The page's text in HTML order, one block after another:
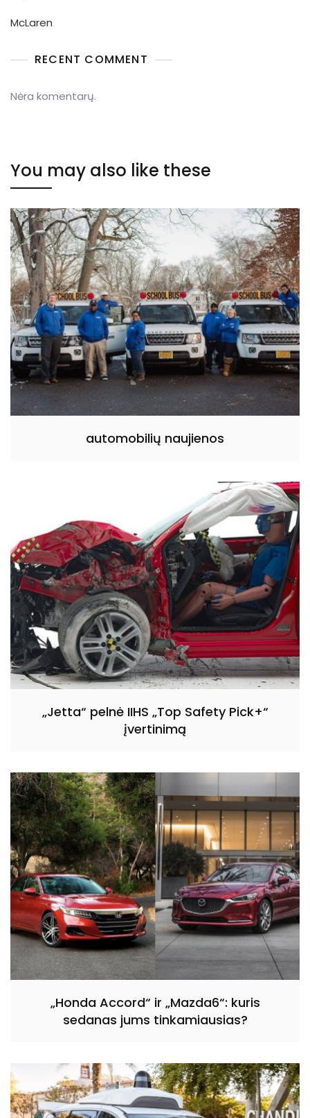
McLaren
RECENT COMMENT
Nėra komentarų.
You may also like these
automobilių naujienos
„Jetta“ pelnė IIHS „Top Safety Pick+“
įvertinimą
„Honda Accord“ ir „Mazda6“: kuris
sedanas jums tinkamiausias?